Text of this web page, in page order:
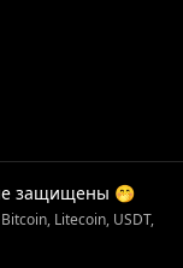
защищены 🤭
Litecoin, USDT,